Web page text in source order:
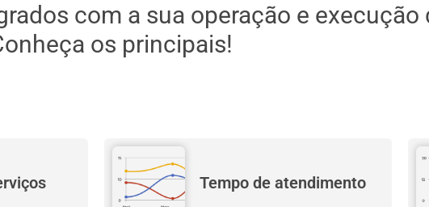
com a sua operação e execução
os principais!
Tempo de atendimento